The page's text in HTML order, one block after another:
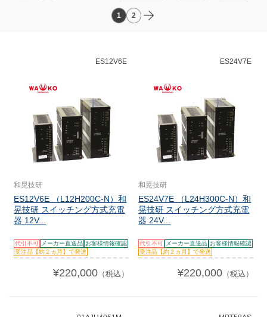
1 2
ES12V6E
和晃技研
ES12V6E （L12H200C-N）和
晃技研 スイッチング方式充電
器 12V...
代引不可 メーカー直送品 お客様情報確認
受注品【約２ヵ月】で発送
¥220,000（税込）
ES24V7E
和晃技研
ES24V7E （L24H300C-N）和
晃技研 スイッチング方式充電
器 24V...
代引不可 メーカー直送品 お客様情報確認
受注品【約２ヵ月】で発送
¥220,000（税込）